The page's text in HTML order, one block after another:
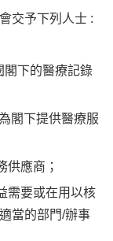
交予下列人士 :
閣下的醫療記錄
閣下提供醫療服
供應商；
需要或在用以核
當的部門/辦事